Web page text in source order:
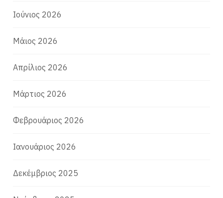
Ιούνιος 2026
Μάιος 2026
Απρίλιος 2026
Μάρτιος 2026
Φεβρουάριος 2026
Ιανουάριος 2026
Δεκέμβριος 2025